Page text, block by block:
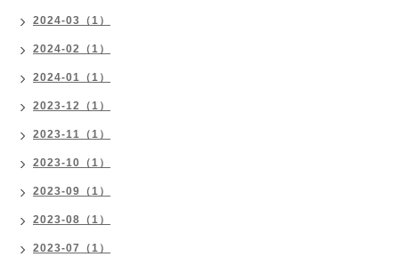
2024-03（1）
2024-02（1）
2024-01（1）
2023-12（1）
2023-11（1）
2023-10（1）
2023-09（1）
2023-08（1）
2023-07（1）